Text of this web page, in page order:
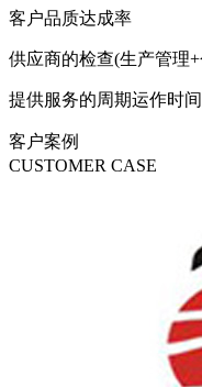
客户品质达成率
供应商的检查(生产管理
提供服务的周期运作时
客户案例
CUSTOMER CASE